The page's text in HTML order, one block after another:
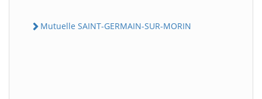
Mutuelle SAINT-GERMAIN-SUR-MORIN